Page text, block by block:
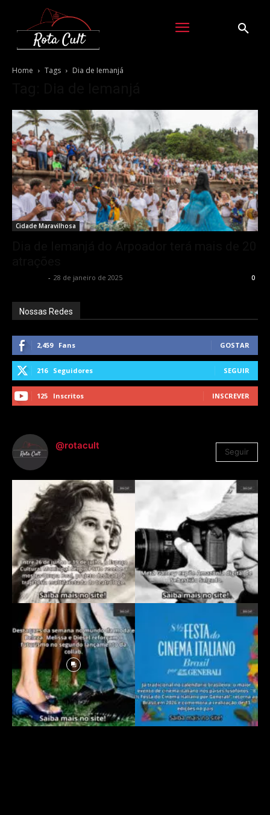
Home Tags Dia de Iemanjá
Cidade Maravilhosa
- 28 de janeiro de 2025 0
Nossas Redes
2,459 Fans GOSTAR
216 Seguidores SEGUIR
125 Inscritos INSCREVER
@rotacult
Seguir